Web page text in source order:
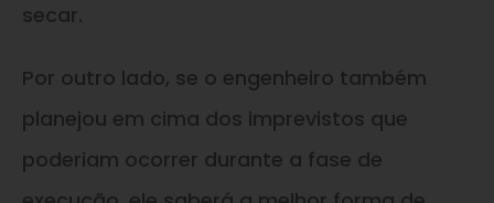
secar.
Por outro lado, se o engenheiro também
planejou em cima dos imprevistos que
poderiam ocorrer durante a fase de